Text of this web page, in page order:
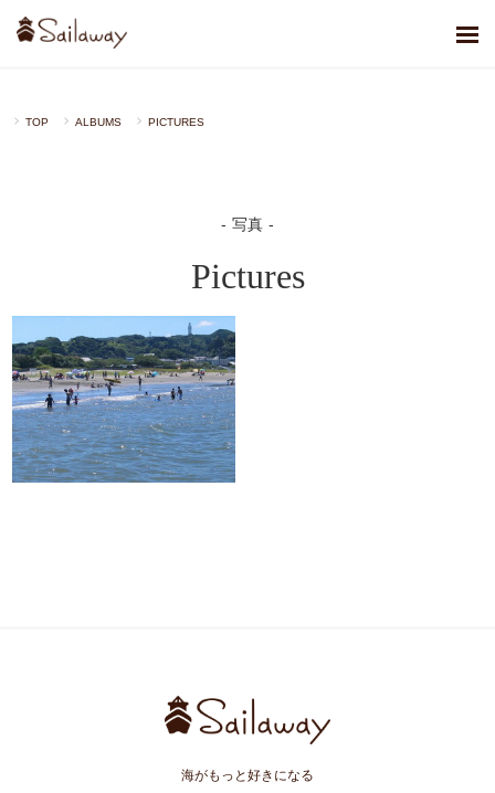
TOP ALBUMS PICTURES
写真
Pictures
海がもっと好きになる